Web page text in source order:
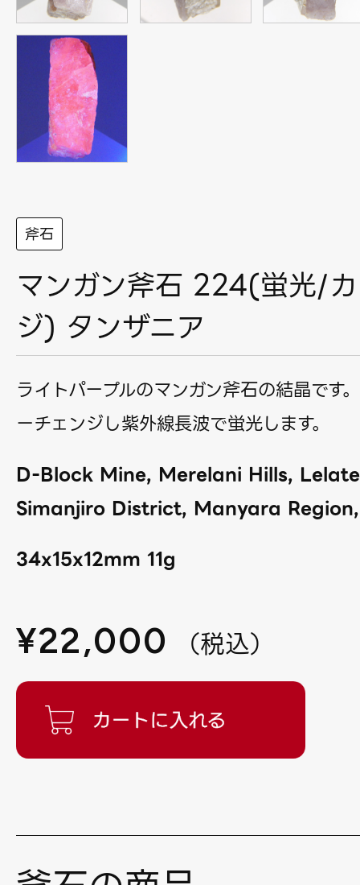
斧石
マンガン斧石 224(蛍光/
ジ) タンザニア
ライトパープルのマンガン斧石の結晶です
ーチェンジし紫外線長波で蛍光します。
D-Block Mine, Merelani Hills,
Simanjiro District, Manyara
34x15x12mm 11g
¥22,000 （税込）